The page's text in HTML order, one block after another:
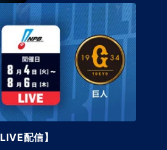
配信】